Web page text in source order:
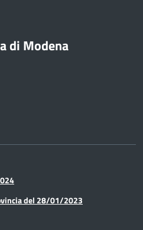
di Modena
del 28/01/2023